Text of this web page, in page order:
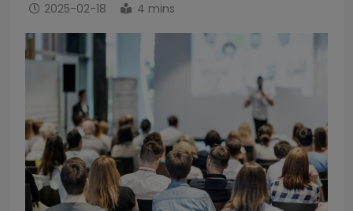
2025-02-18 4 mins